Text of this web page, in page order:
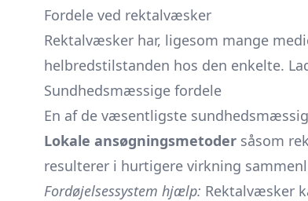
Fordele ved rektalvæsker
Rektalvæsker har, ligesom mange
helbredstilstanden hos den enkelte.
Sundhedsmæssige fordele
En af de væsentligste
Lokale ansøgningsmetoder såsom
resulterer i hurtigere virkning
Fordøjelsessystem hjælp: Rektalvæsker